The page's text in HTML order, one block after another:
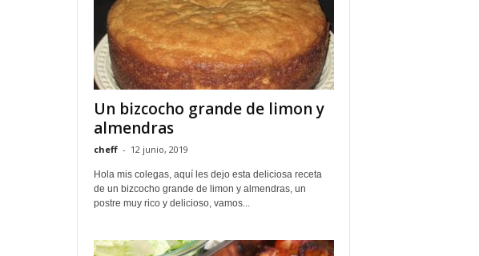
Un bizcocho grande de limon y
almendras
cheff - 12 junio, 2019
Hola mis colegas, aquí les dejo esta deliciosa receta
de un bizcocho grande de limon y almendras, un
postre muy rico y delicioso, vamos...